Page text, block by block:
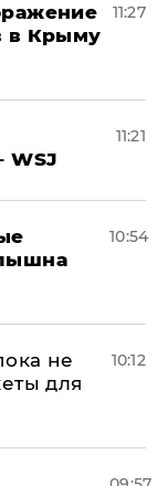
в Крыму
11:27
WSJ
11:21
10:54
не
для
10:12